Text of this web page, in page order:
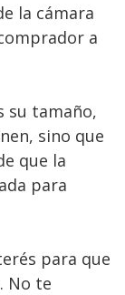
la cámara
a
su tamaño,
sino que
que la
para
para que
No te